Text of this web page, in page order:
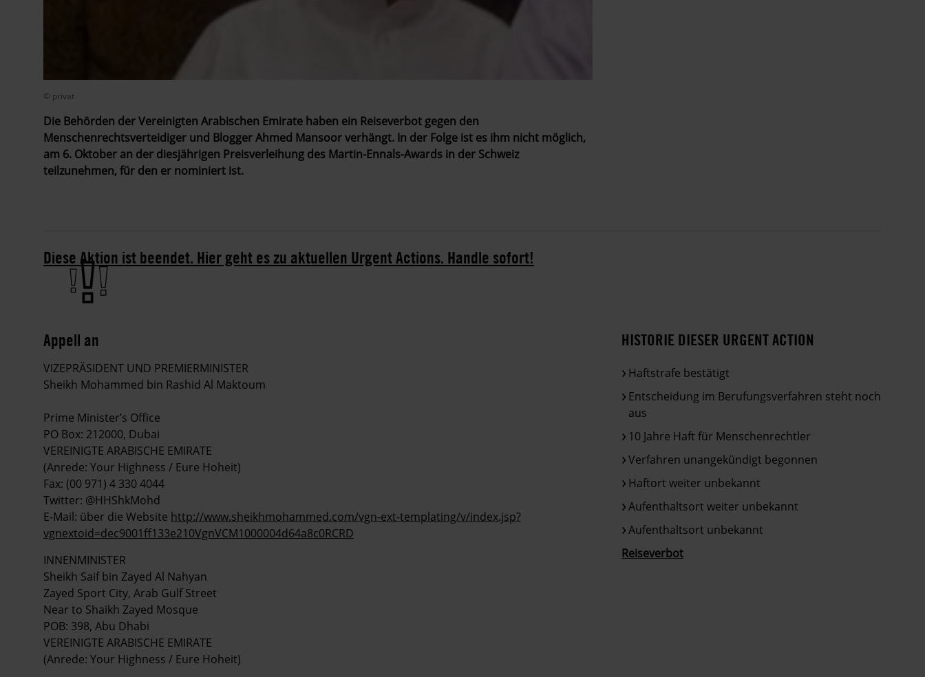
© privat
Die Behörden der Vereinigten Arabischen Emirate haben ein Reiseverbot gegen den
Menschenrechtsverteidiger und Blogger Ahmed Mansoor verhängt. In der Folge ist es ihm nicht möglich,
am 6. Oktober an der diesjährigen Preisverleihung des Martin-Ennals-Awards in der Schweiz
teilzunehmen, für den er nominiert ist.
Diese Aktion ist beendet. Hier geht es zu aktuellen Urgent Actions. Handle sofort!
Appell an
VIZEPRÄSIDENT UND PREMIERMINISTER
Sheikh Mohammed bin Rashid Al Maktoum
Prime Minister’s Office
PO Box: 212000, Dubai
VEREINIGTE ARABISCHE EMIRATE
(Anrede: Your Highness / Eure Hoheit)
Fax: (00 971) 4 330 4044
Twitter: @HHShkMohd
E-Mail: über die Website http://www.sheikhmohammed.com/vgn-ext-templating/v/index.jsp?
vgnextoid=dec9001ff133e210VgnVCM1000004d64a8c0RCRD
INNENMINISTER
Sheikh Saif bin Zayed Al Nahyan
Zayed Sport City, Arab Gulf Street
Near to Shaikh Zayed Mosque
POB: 398, Abu Dhabi
VEREINIGTE ARABISCHE EMIRATE
(Anrede: Your Highness / Eure Hoheit)
HISTORIE DIESER URGENT ACTION
Haftstrafe bestätigt
Entscheidung im Berufungsverfahren steht noch
aus
10 Jahre Haft für Menschenrechtler
Verfahren unangekündigt begonnen
Haftort weiter unbekannt
Aufenthaltsort weiter unbekannt
Aufenthaltsort unbekannt
Reiseverbot